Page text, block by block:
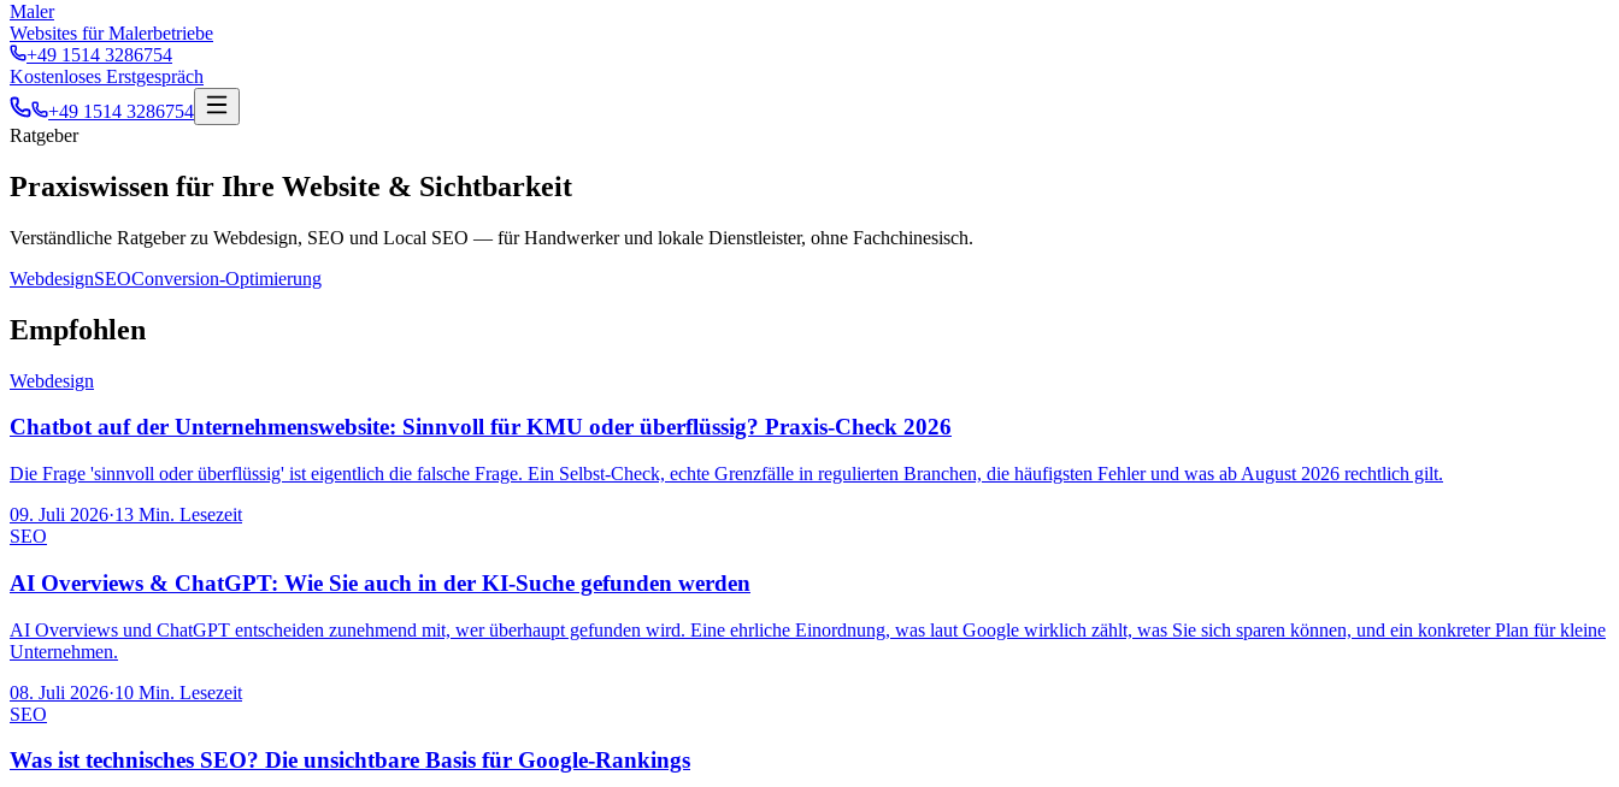
Maler
Websites für Malerbetriebe
+49 1514 3286754
Kostenloses Erstgespräch
+49 1514 3286754
Ratgeber
Praxiswissen für Ihre Website & Sichtbarkeit
Verständliche Ratgeber zu Webdesign, SEO und Local SEO — für Handwerker und lokale Dienstleister, ohne Fachchinesisch.
WebdesignSEOConversion-Optimierung
Empfohlen
Webdesign
Chatbot auf der Unternehmenswebsite: Sinnvoll für KMU oder überflüssig? Praxis-Check 2026
Die Frage 'sinnvoll oder überflüssig' ist eigentlich die falsche Frage. Ein Selbst-Check, echte Grenzfälle in regulierten Branchen, die häufigsten Fehler und was ab August 2026 rechtlich gilt.
09. Juli 2026·13 Min. Lesezeit
SEO
AI Overviews & ChatGPT: Wie Sie auch in der KI-Suche gefunden werden
AI Overviews und ChatGPT entscheiden zunehmend mit, wer überhaupt gefunden wird. Eine ehrliche Einordnung, was laut Google wirklich zählt, was Sie sich sparen können, und ein konkreter Plan für kleine
Unternehmen.
08. Juli 2026·10 Min. Lesezeit
SEO
Was ist technisches SEO? Die unsichtbare Basis für Google-Rankings